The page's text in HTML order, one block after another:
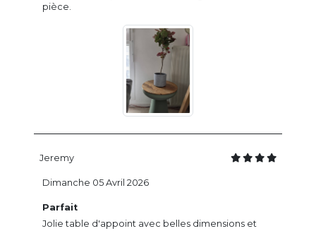
pièce.
Jeremy
Parfait
Jolie table d'appoint avec belles dimensions et
Dimanche 05 Avril 2026